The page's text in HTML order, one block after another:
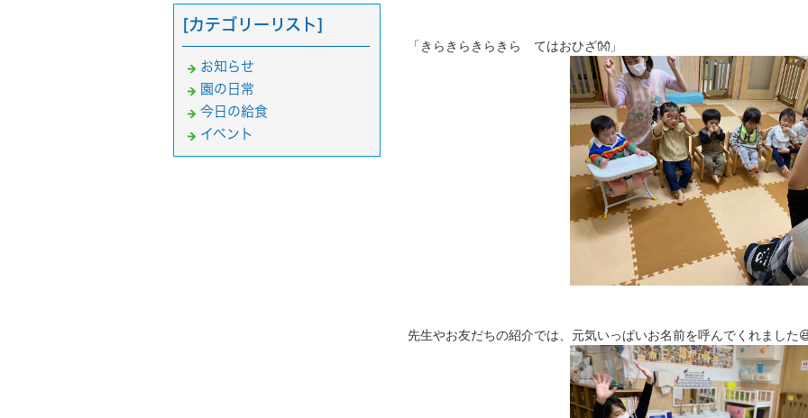
「きらきらきらきら てはおひざ👐」
先生やお友だちの紹介では、元気いっぱいお名前を呼んでくれました
[カテゴリーリスト]
お知らせ
園の日常
今日の給食
イベント